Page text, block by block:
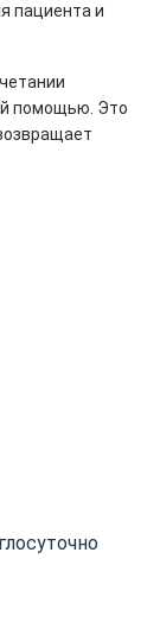
пациента и
помощью. Это